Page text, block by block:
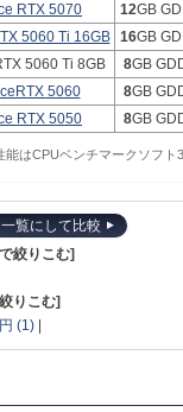
RTX 5070
12GB
5060 Ti 16GB
16GB
5060 Ti 8GB
8GB
5060
8GB
RTX 5050
8GB
はCPUベンチマークソフト
一覧にして比較
絞りこむ]
りこむ]
(1) |